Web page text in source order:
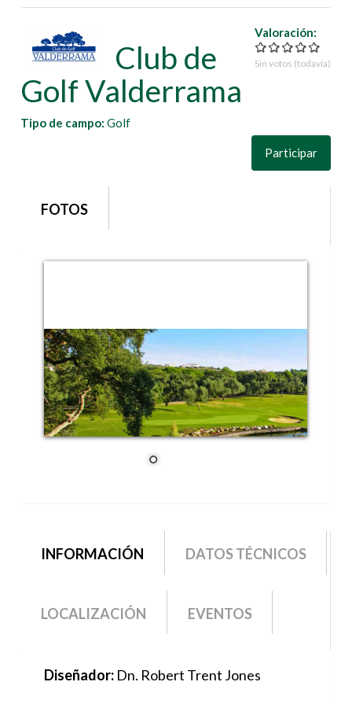
Valoración:
Sin votos (todavía)
Club de
Golf Valderrama
Tipo de campo:Golf
Participar
grupo1
FOTOS
grupo2
INFORMACIÓN (SOLAPA
ACTIVA)
DATOS TÉCNICOS
LOCALIZACIÓN EVENTOS
Diseñador: Dn. Robert Trent Jones